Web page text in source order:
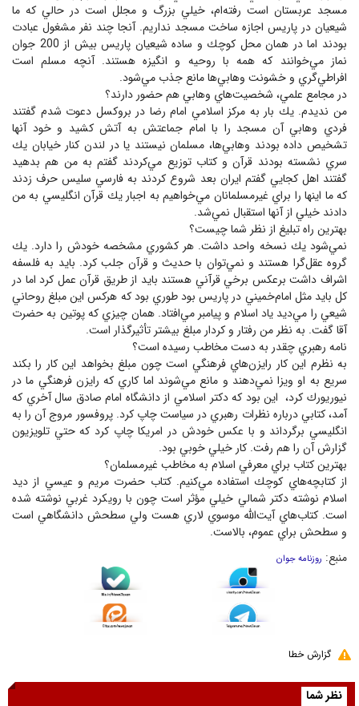
مسجد عربستان است رفته‌ام، خيلي بزرگ و مجلل است در حالي كه ما
شيعيان در پاريس اجازه ساخت مسجد نداريم. آنجا چند نفر مشغول عبادت
بودند اما در همان محل كوچك و ساده شيعيان پاريس بيش از 200 جوان
نماز مي‌خوانند كه همه با روحيه و انگيزه هستند. آنچه مسلم است
افراطي‌گري و خشونت وهابي‌ها مانع جذب مي‌شود.
در مجامع علمي، شخصيت‌هاي وهابي هم حضور دارند؟
من نديدم. يك بار به مركز اسلامي امام رضا در بروكسل دعوت شدم گفتند
فردي وهابي آن مسجد را با امام جماعتش به آتش كشيد و خود آنها
تشخيص داده بودند وهابي‌ها، مسلمان نيستند يا در لندن كنار خيابان يك
سري نشسته بودند قرآن و كتاب توزيع مي‌كردند گفتم به من هم بدهيد
گفتند اهل كجايي گفتم ايران بعد شروع كردند به فارسي سليس حرف زدند
كه ما اينها را براي غيرمسلمانان مي‌خواهيم به اجبار يك قرآن انگليسي به من
دادند خيلي از آنها استقبال نمي‌شد.
بهترين راه تبليغ از نظر شما چيست؟
نمي‌شود يك نسخه واحد داشت. هر كشوري مشخصه خودش را دارد. يك
گروه عقل‌گرا هستند و نمي‌توان با حديث و قرآن جلب كرد. بايد به فلسفه
اشراف داشت برعكس برخي قرآني هستند بايد از طريق قرآن عمل كرد اما در
كل بايد مثل امام‌خميني در پاريس بود طوري بود كه هركس اين مبلغ روحاني
شيعي را مي‌ديد ياد اسلام و پيامبر مي‌افتاد. همان چيزي كه پوتين به حضرت
آقا گفت. به نظر من رفتار و كردار مبلغ بيشتر تأثيرگذار است.
نامه رهبري چقدر به دست مخاطب رسيده است؟
به نظرم اين كار رايزن‌هاي فرهنگي است چون مبلغ بخواهد اين كار را بكند
سريع به او ويزا نمي‌دهند و مانع مي‌شوند اما كاري كه رايزن فرهنگي ما در
نيوريورك كرد، اين بود كه دكتر اسلامي از دانشگاه امام صادق سال آخري كه
آمد، كتابي درباره نظرات رهبري در سياست چاپ كرد. پروفسور مروج آن را به
انگليسي برگرداند و با عكس خودش در امريكا چاپ كرد كه حتي تلويزيون
گزارش آن را هم رفت. كار خيلي خوبي بود.
بهترين كتاب براي معرفي اسلام به مخاطب غيرمسلمان؟
از كتابچه‌هاي كوچك استفاده مي‌كنيم. كتاب حضرت مريم و عيسي از ديد
اسلام نوشته دكتر شمالي خيلي مؤثر است چون با رويكرد غربي نوشته شده
است. كتاب‌هاي آيت‌الله موسوي لاري هست ولي سطحش دانشگاهي است
و سطحش براي عموم، بالاست.
منبع: روزنامه جوان
گزارش خطا
نظر شما